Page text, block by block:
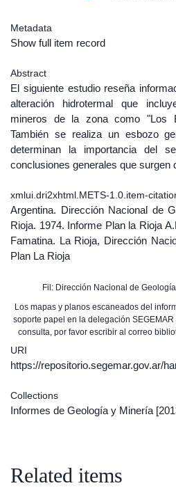
Metadata
Show full item record
Abstract
El siguiente estudio reseña
alteración hidrotermal que
mineros de la zona como "Los
También se realiza un esbozo
determinan la importancia del
conclusiones generales que surgen
xmlui.dri2xhtml.METS-1.0.item-
Argentina. Dirección Nacional de
Rioja. 1974. Informe Plan la Rioja
Famatina. La Rioja, Dirección
Plan La Rioja
Fil: Dirección Nacional de
Los mapas y planos escaneados del
soporte papel en la delegación
consulta, por favor escribir al correo
URI
https://repositorio.segemar.gov.ar/
Collections
Informes de Geología y Minería
Related items